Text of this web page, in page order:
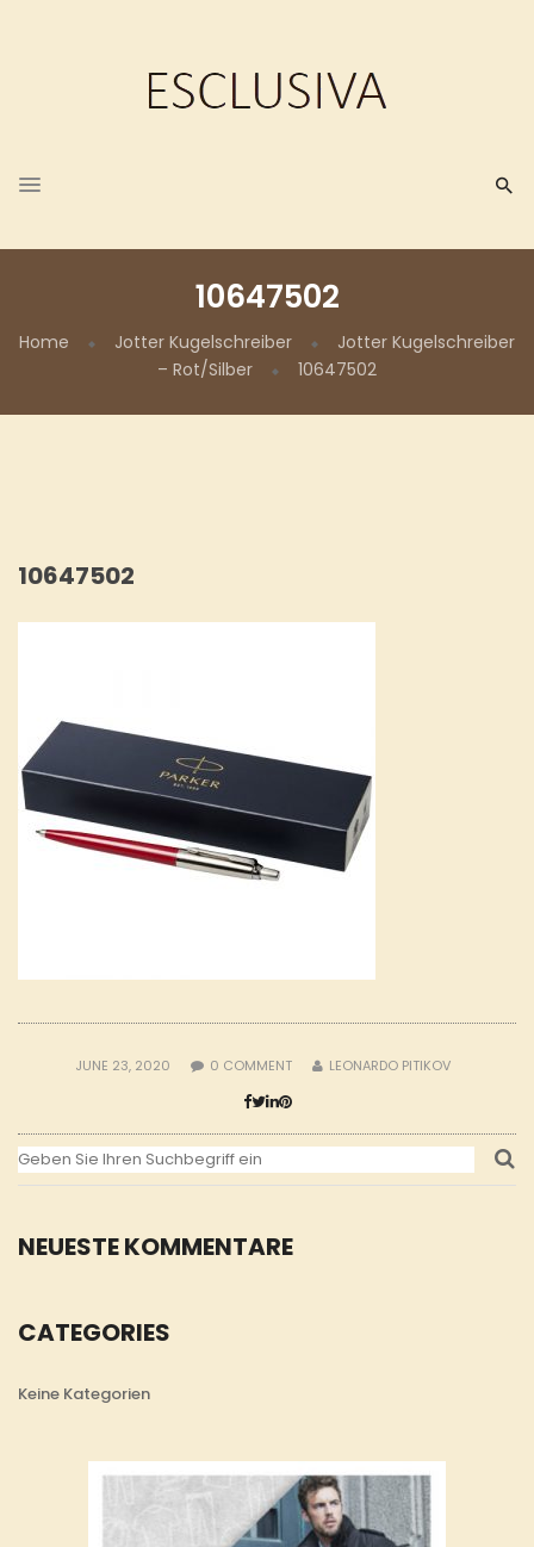
10647502
Home Jotter Kugelschreiber
Jotter Kugelschreiber
– Rot/Silber
10647502
NEUESTE KOMMENTARE
CATEGORIES
Keine Kategorien
10647502
JUNE 23, 2020 0 COMMENT LEONARDO PITIKOV